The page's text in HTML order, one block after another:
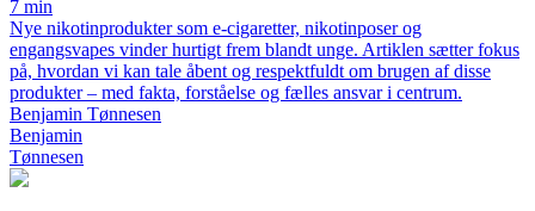
7 min
Nye nikotinprodukter som e-cigaretter, nikotinposer og
engangsvapes vinder hurtigt frem blandt unge. Artiklen sætter fokus
på, hvordan vi kan tale åbent og respektfuldt om brugen af disse
produkter – med fakta, forståelse og fælles ansvar i centrum.
Benjamin Tønnesen
Benjamin
Tønnesen